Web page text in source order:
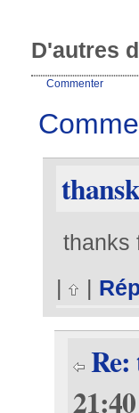
D'autres
Commenter
thansk
thanks
|
|
21:40